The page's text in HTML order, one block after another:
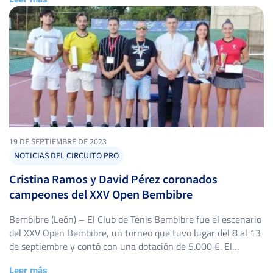
como en la femenina. Cuadro […]
19 DE SEPTIEMBRE DE 2023
NOTICIAS DEL CIRCUITO PRO
Cristina Ramos y David Pérez coronados
campeones del XXV Open Bembibre
Bembibre (León) – El Club de Tenis Bembibre fue el escenario
del XXV Open Bembibre, un torneo que tuvo lugar del 8 al 13
de septiembre y contó con una dotación de 5.000 €. El
Leer más